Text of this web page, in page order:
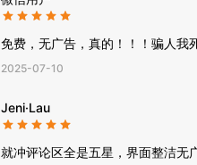
免费，无广告，真的！！！骗人我
2025-07-10
Jeni·Lau
就冲评论区全是五星，界面整洁无